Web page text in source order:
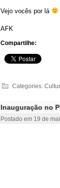
Vejo vocês por lá
AFK
Compartilhe:
Categories:
Inauguração no
Postado em 19 de